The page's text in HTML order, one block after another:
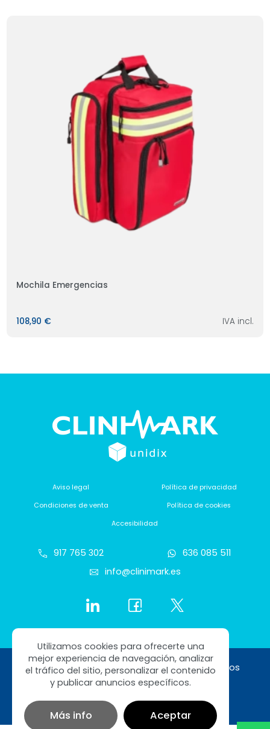
Utilizamos cookies para ofrecerte una
mejor experiencia de navegación, analizar
el tráfico del sitio, personalizar el contenido
y publicar anuncios específicos.
Aceptar
Más info
Mochila Emergencias
108,90 € IVA incl.
Aviso legal
Política de privacidad
Condiciones de venta
Política de cookies
Accesibilidad
917 765 302
636 085 511
info@clinimark.es
Copyright © 2026 Clinimark. Todos los derechos
reservados
Diseño web SGM